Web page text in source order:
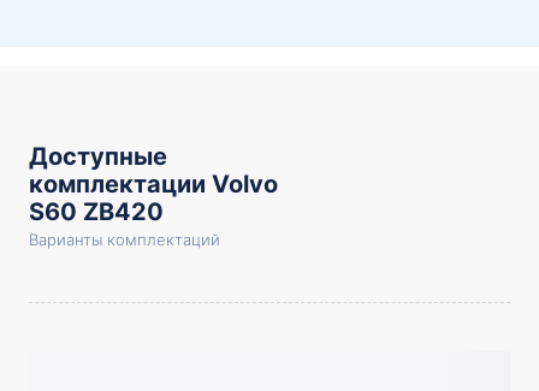
Доступные
комплектации Volvo
S60 ZB420
Варианты комплектаций